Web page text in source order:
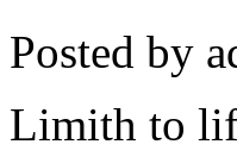
Posted by
Limith to